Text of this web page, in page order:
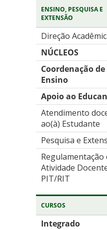
ENSINO, PESQUISA E
EXTENSÃO
Direção
NÚCLEOS
Coordenação de
Ensino
Apoio ao
Atendimento
ao(à) Estudante
Pesquisa e
Regulamentação
Atividade
PIT/RIT
CURSOS
Integrado